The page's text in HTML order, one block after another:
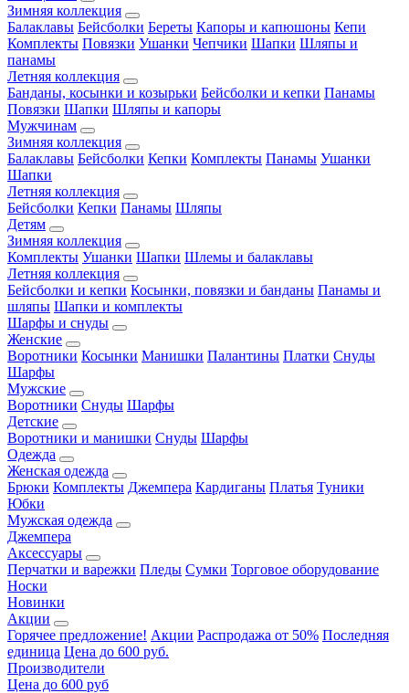
Зимняя коллекция
Балаклавы Бейсболки Береты Капоры и капюшоны Кепи
Комплекты Повязки Ушанки Чепчики Шапки Шляпы и
панамы
Летняя коллекция
Банданы, косынки и козырьки Бейсболки и кепки Панамы
Повязки Шапки Шляпы и капоры
Мужчинам
Зимняя коллекция
Балаклавы Бейсболки Кепки Комплекты Панамы Ушанки
Шапки
Летняя коллекция
Бейсболки Кепки Панамы Шляпы
Детям
Зимняя коллекция
Комплекты Ушанки Шапки Шлемы и балаклавы
Летняя коллекция
Бейсболки и кепки Косынки, повязки и банданы Панамы и
шляпы Шапки и комплекты
Шарфы и снуды
Женские
Воротники Косынки Манишки Палантины Платки Снуды
Шарфы
Мужские
Воротники Снуды Шарфы
Детские
Воротники и манишки Снуды Шарфы
Одежда
Женская одежда
Брюки Комплекты Джемпера Кардиганы Платья Туники
Юбки
Мужская одежда
Джемпера
Аксессуары
Перчатки и варежки Пледы Сумки Торговое оборудование
Носки
Новинки
Акции
Горячее предложение! Акции Распродажа от 50% Последняя
единица Цена до 600 руб.
Производители
Цена до 600 руб